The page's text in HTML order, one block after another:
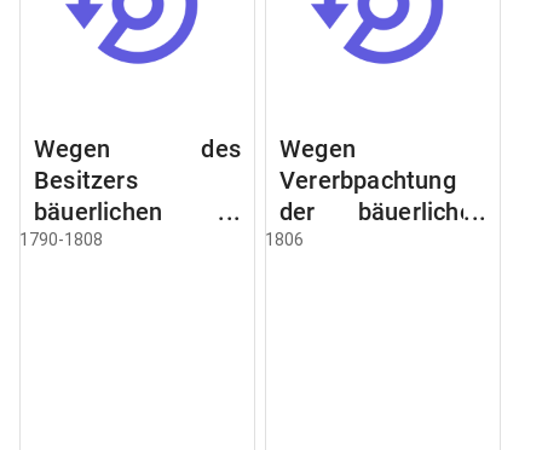
Wegen des
Besitzers
bäuerlichen
Grundstücke, den
1790-1808
Wegen
Vererbpachtung
der bäuerlichen
Grundstücke und
1806